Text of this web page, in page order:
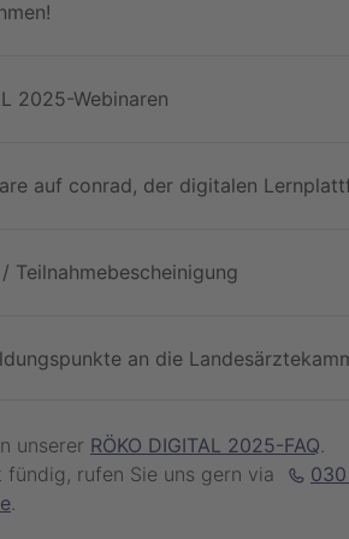
2025-Webinaren
auf conrad, der digitalen
Teilnahmebescheinigung
an die
unserer RÖKO DIGITAL 2025-FAQ.
rufen Sie uns gern via
.